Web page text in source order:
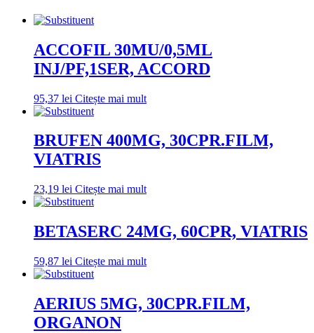
ACCOFIL 30MU/0,5ML
INJ/PF,1SER, ACCORD
95,37 lei Citește mai mult
BRUFEN 400MG, 30CPR.FILM,
VIATRIS
23,19 lei Citește mai mult
BETASERC 24MG, 60CPR, VIATRIS
59,87 lei Citește mai mult
AERIUS 5MG, 30CPR.FILM,
ORGANON